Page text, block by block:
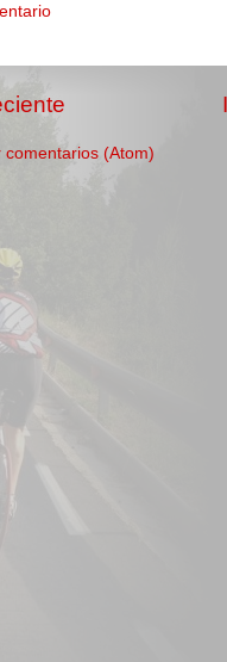
comentarios (Atom)